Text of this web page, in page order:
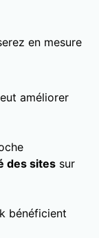
en mesure
améliorer
des sites sur
bénéficient